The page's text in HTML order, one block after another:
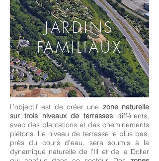
JARDINS
FAMILIAUX
L’objectif est de créer une zone naturelle
sur trois niveaux de terrasses différents,
avec des plantations et des cheminements
piétons. Le niveau de terrasse le plus bas,
près du cours d’eau, sera soumis à la
dynamique naturelle de l’Ill et de la Doller